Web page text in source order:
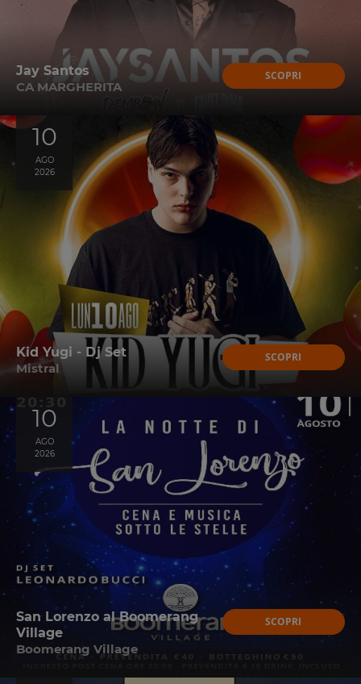
Jay Santos
CA MARGHERITA
SCOPRI
10
AGO
2026
Kid Yugi - Dj Set
Mistral
SCOPRI
10
AGO
2026
San Lorenzo al Boomerang
Village
Boomerang Village
SCOPRI